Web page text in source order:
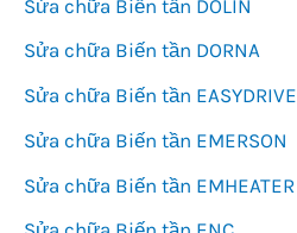
Sửa chữa Biến tần DOLIN
Sửa chữa Biến tần DORNA
Sửa chữa Biến tần EASYDRIVE
Sửa chữa Biến tần EMERSON
Sửa chữa Biến tần EMHEATER